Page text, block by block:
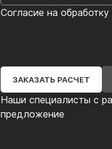
Наши специалисты с
предложение
Согласие на обработку
ЗАКАЗАТЬ РАСЧЕТ